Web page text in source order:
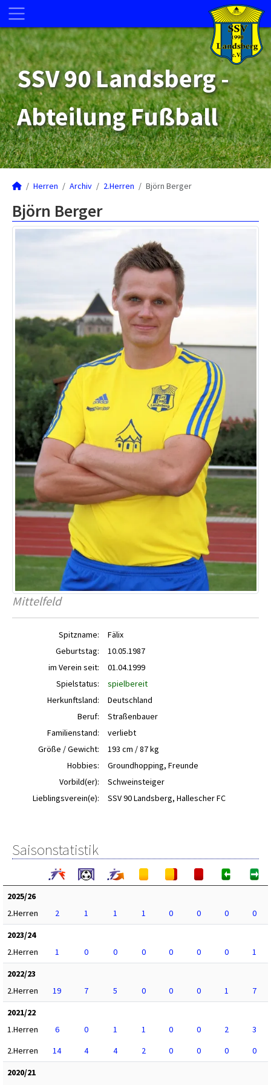
SSV 90 Landsberg -
Abteilung Fußball
Herren Archiv 2.Herren Björn Berger
Björn Berger
Mittelfeld
Spitzname:
Fälix
Geburtstag:
10.05.1987
im Verein seit:
01.04.1999
Spielstatus:
spielbereit
Herkunftsland:
Deutschland
Beruf:
Straßenbauer
Familienstand:
verliebt
Größe / Gewicht:
193 cm / 87 kg
Hobbies:
Groundhopping, Freunde
Vorbild(er):
Schweinsteiger
Lieblingsverein(e):
SSV 90 Landsberg, Hallescher FC
Saisonstatistik
2025/26
2.Herren
2 1 1 1 0 0 0
0
2023/24
2.Herren
1 0 0 0 0 0 0
1
2022/23
2.Herren
19 7 5 0 0 0 1
7
2021/22
1.Herren
6 0 1 1 0 0 2
3
2.Herren
14 4 4 2 0 0 0
0
2020/21